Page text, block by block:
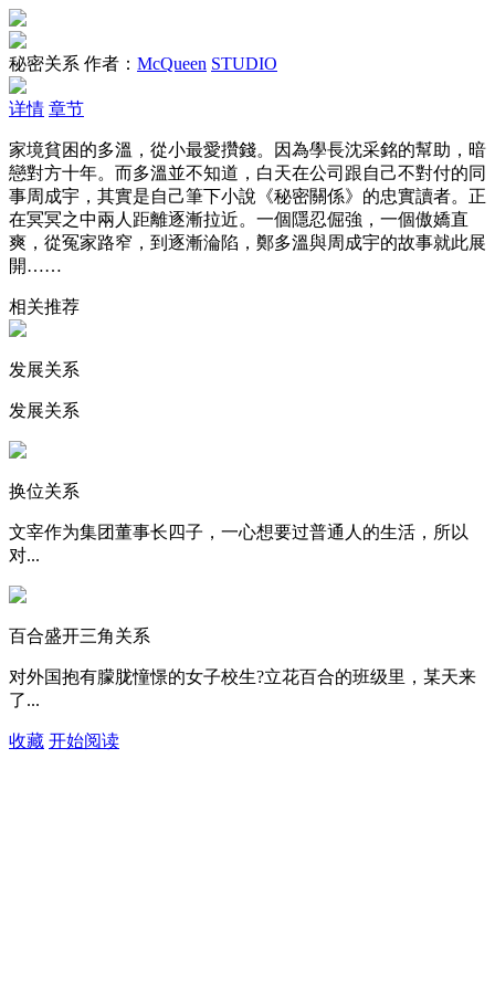
秘密关系 作者： McQueen STUDIO
详情 章节
家境貧困的多溫，從小最愛攢錢。因為學長沈采銘的幫助，暗
戀對方十年。而多溫並不知道，白天在公司跟自己不對付的同
事周成宇，其實是自己筆下小說《秘密關係》的忠實讀者。正
在冥冥之中兩人距離逐漸拉近。一個隱忍倔強，一個傲嬌直
爽，從冤家路窄，到逐漸淪陷，鄭多溫與周成宇的故事就此展
開……
相关推荐
发展关系
发展关系
换位关系
文宰作为集团董事长四子，一心想要过普通人的生活，所以
对...
百合盛开三角关系
对外国抱有朦胧憧憬的女子校生?立花百合的班级里，某天来
了...
收藏 开始阅读